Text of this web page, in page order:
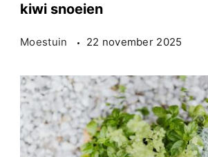
kiwi snoeien
Moestuin 22 november 2025